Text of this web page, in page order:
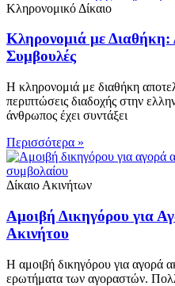
Κληρονομικό Δίκαιο
Κληρονομιά με Διαθήκη:
Συμβουλές
Η κληρονομιά με διαθήκη
περιπτώσεις διαδοχής στην
άνθρωπος έχει συντάξει
Περισσότερα »
Δίκαιο Ακινήτων
Αμοιβή Δικηγόρου για
Ακινήτου
Η αμοιβή δικηγόρου για αγορά
ερωτήματα των αγοραστών.